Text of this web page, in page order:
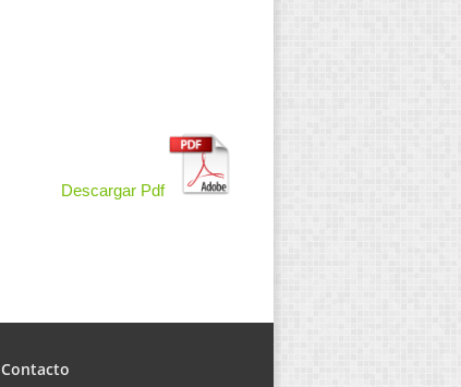
Descargar Pdf
Contacto